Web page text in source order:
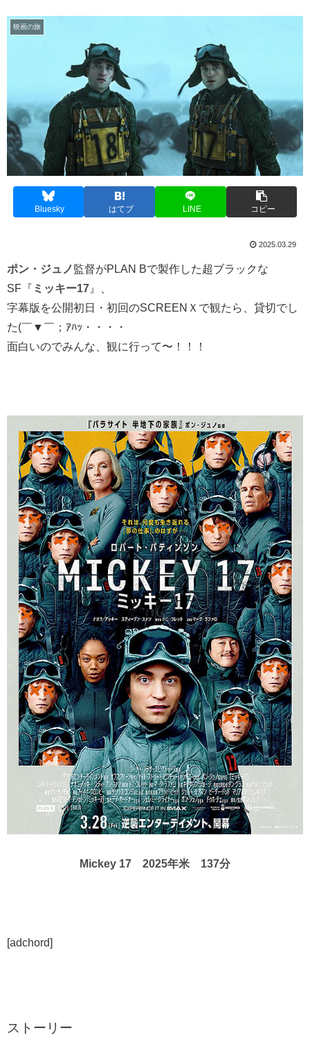
映画の旅
Bluesky はてブ LINE コピー
2025.03.29
ポン・ジュノ監督がPLAN Bで製作した超ブラックな
SF『 ミッキー17 』、
字幕版を公開初日・初回のSCREENＸで観たら、貸切でし
た(￣▼￣；ｱﾊｯ・・・・
面白いのでみんな、観に行って〜！！！
Mickey 17 2025年米 137分
[adchord]
ストーリー